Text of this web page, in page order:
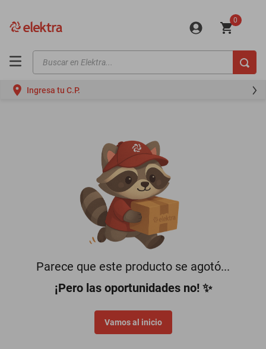
0
Buscar en Elektra...
Ingresa tu C.P.
Parece que este producto se agotó...
¡Pero las oportunidades no! ✨
Vamos al inicio
motos
oppo
motoneta